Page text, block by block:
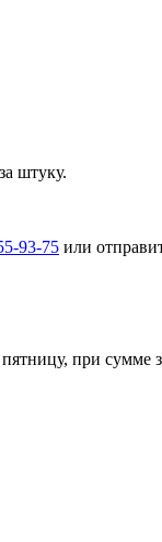
штуку.
93-75 или
при сумме